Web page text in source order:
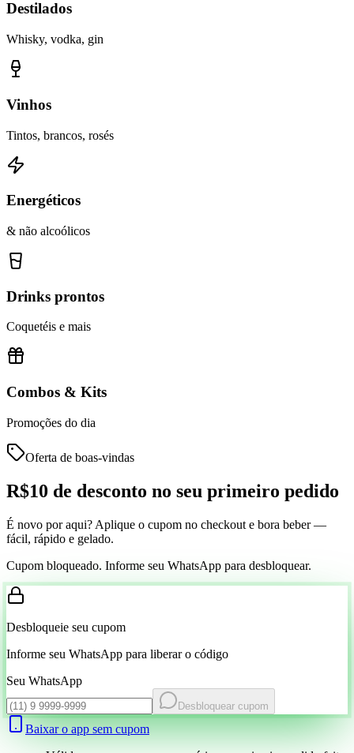
Destilados
Whisky, vodka, gin
Vinhos
Tintos, brancos, rosés
Energéticos
& não alcoólicos
Drinks prontos
Coquetéis e mais
Combos & Kits
Promoções do dia
Oferta de boas-vindas
R$10 de desconto no seu primeiro pedido
É novo por aqui? Aplique o cupom no checkout e bora beber —
fácil, rápido e gelado.
Cupom bloqueado. Informe seu WhatsApp para desbloquear.
Desbloqueie seu cupom
Informe seu WhatsApp para liberar o código
Seu WhatsApp
Desbloquear cupom
Baixar o app sem cupom